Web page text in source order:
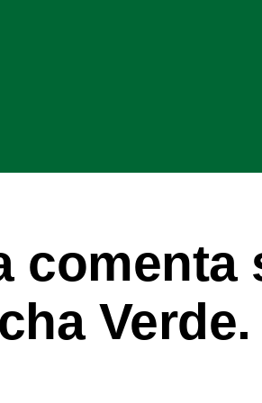
comenta
Verde.